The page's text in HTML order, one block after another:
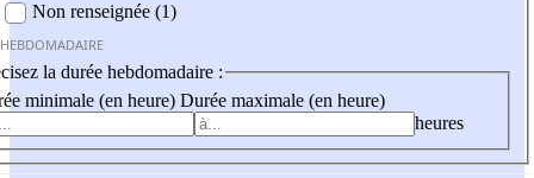
Non renseignée (1)
la durée hebdomadaire :
minimale (en heure) Durée maximale (en heure)
heures